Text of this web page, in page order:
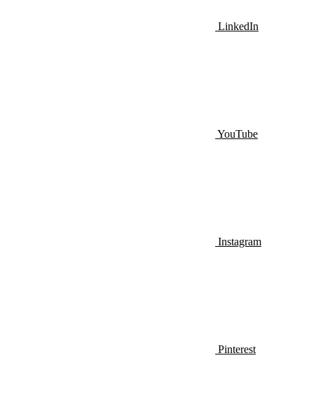
LinkedIn
YouTube
Instagram
Pinterest